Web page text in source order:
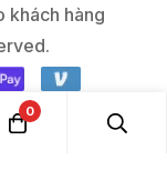
khách hàng
0